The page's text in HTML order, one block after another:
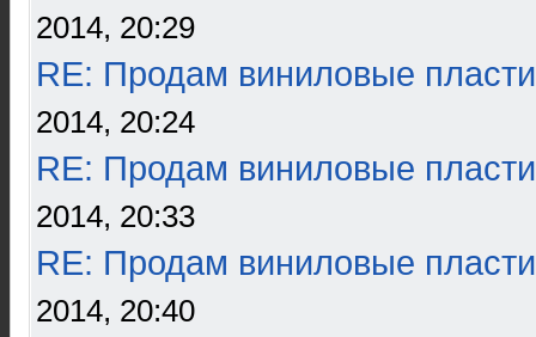
2014, 20:29
RE: Продам виниловые
2014, 20:24
RE: Продам виниловые
2014, 20:33
RE: Продам виниловые
2014, 20:40